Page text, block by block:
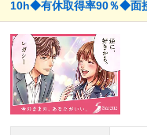
10h◆有休取得率90％◆面